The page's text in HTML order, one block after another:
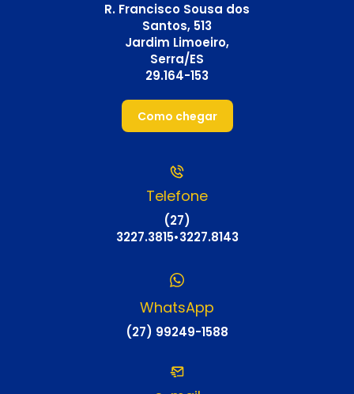
R. Francisco Sousa dos
Santos, 513
Jardim Limoeiro,
Serra/ES
29.164-153
Como chegar
Telefone
(27)
3227.3815•3227.8143
WhatsApp
(27) 99249-1588